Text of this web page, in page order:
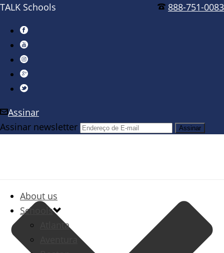
888-751-0083
TALK Schools
Assinar
Assinar newsletter
About us
Schools
Atlanta
Aventura